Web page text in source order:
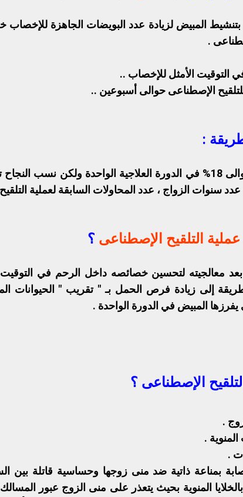
المبيض لزيادة عدد البويضات الجاهزة للإخصاب
.
التوقيت الأمثل للإخصاب ..
الإصطناعى حوالى أسبوعين ..
:
تصل نسبة الحمل إلى حوالى 18% في الدورة العلاجية الواحدة ولكن
سنوات الزواج ، عدد المحاولات السابقة لعملية
عملية التلقيح الإصطناعى ؟
معالجيته لتحسين خصائصه داخل الرحم في
إلى زيادة فرص الحمل بـ " تقريب " الحيوانات
يفرزها المبيض في الدورة الواحدة .
الإصطناعى ؟
.
.
.
بمناعة ذاتية ضد منى زوجها وحساسية قاتلة بين
بالخلايا المنوية بحيث يتعذر على منى الزوج عبور المسالك